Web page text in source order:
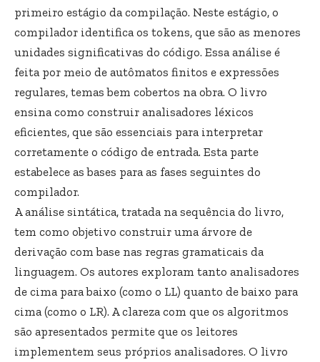
primeiro estágio da compilação. Neste estágio, o
compilador identifica os tokens, que são as menores
unidades significativas do código. Essa análise é
feita por meio de autômatos finitos e expressões
regulares, temas bem cobertos na obra. O livro
ensina como construir analisadores léxicos
eficientes, que são essenciais para interpretar
corretamente o código de entrada. Esta parte
estabelece as bases para as fases seguintes do
compilador.
A análise sintática, tratada na sequência do livro,
tem como objetivo construir uma árvore de
derivação com base nas regras gramaticais da
linguagem. Os autores exploram tanto analisadores
de cima para baixo (como o LL) quanto de baixo para
cima (como o LR). A clareza com que os algoritmos
são apresentados permite que os leitores
implementem seus próprios analisadores. O livro